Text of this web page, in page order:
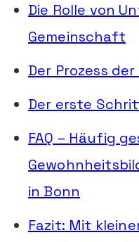
Die Rolle von
Gemeinschaft
Der Prozess
Der erste
FAQ – Häufig
in Bonn
Fazit: Mit